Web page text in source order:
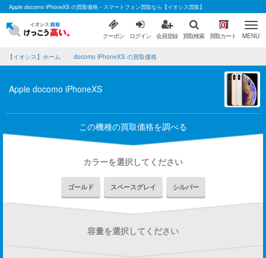
Apple docomo iPhoneXS の買取価格 - スマートフォン買取なら【イオシス買取】
クーポン ログイン 会員登録 買取検索
0
買取カート MENU
【イオシス】ホーム docomo iPhoneXS の買取価格
Apple docomo iPhoneXS
この機種の買取価格を調べる
カラーを選択してください
ゴールド スペースグレイ シルバー
容量を選択してください